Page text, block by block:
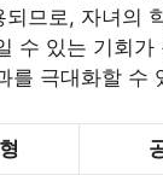
므로, 자녀의
수 있는 기회가
를 극대화할 수